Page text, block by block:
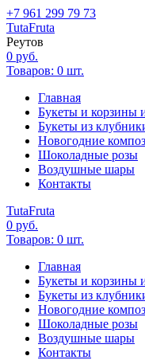
+7 961 299 79 73
TutaFruta
Реутов
0 руб.
Товаров: 0 шт.
Главная
Букеты и корзины
Букеты из
Новогодние
Шоколадные розы
Воздушные шары
Контакты
TutaFruta
0 руб.
Товаров: 0 шт.
Главная
Букеты и корзины
Букеты из
Новогодние
Шоколадные розы
Воздушные шары
Контакты